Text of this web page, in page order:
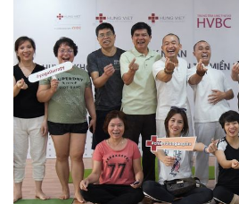
Kiến thức ung thư đại trực tràng
Kiến thức ung thư đầu cổ
Kiến thức ung thư gan
Kiến thức ung thư hắc tố
Kiến thức ung thư hạch
Kiến thức ung thư não